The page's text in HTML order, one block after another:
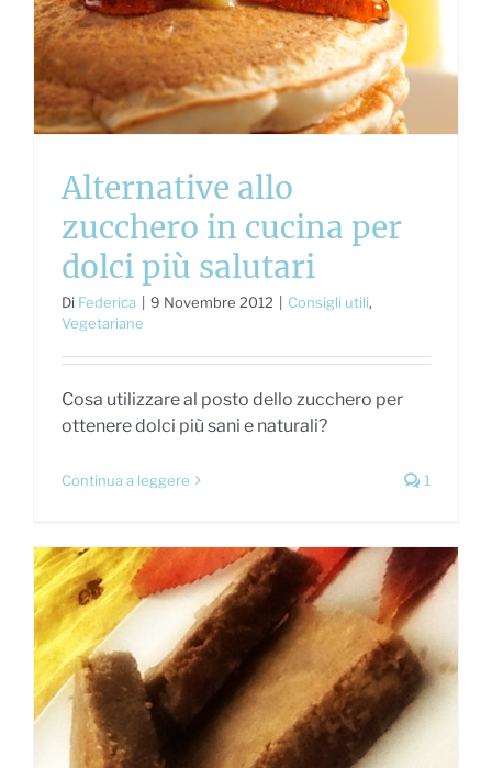
Alternative allo
zucchero in cucina per
dolci più salutari
Di Federica 9 Novembre 2012 Consigli utili,
Vegetariane
Cosa utilizzare al posto dello zucchero per
ottenere dolci più sani e naturali?
Continua a leggere 1